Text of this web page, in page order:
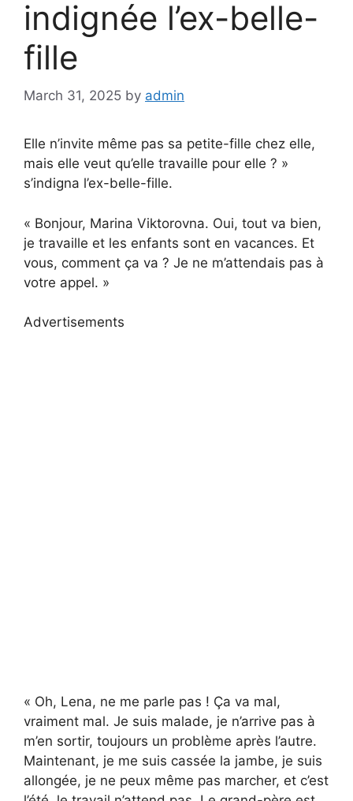
indignée l’ex-belle-
fille
March 31, 2025 by admin
Elle n’invite même pas sa petite-fille chez elle,
mais elle veut qu’elle travaille pour elle ? »
s’indigna l’ex-belle-fille.
« Bonjour, Marina Viktorovna. Oui, tout va bien,
je travaille et les enfants sont en vacances. Et
vous, comment ça va ? Je ne m’attendais pas à
votre appel. »
Advertisements
« Oh, Lena, ne me parle pas ! Ça va mal,
vraiment mal. Je suis malade, je n’arrive pas à
m’en sortir, toujours un problème après l’autre.
Maintenant, je me suis cassée la jambe, je suis
allongée, je ne peux même pas marcher, et c’est